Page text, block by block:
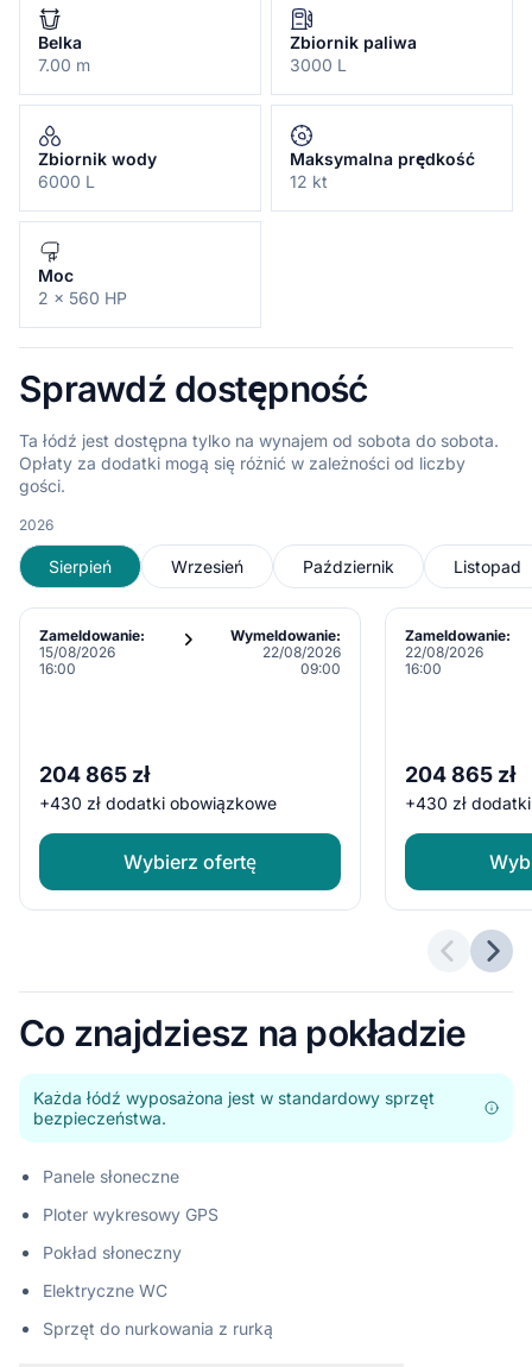
Belka
7.00 m
Zbiornik paliwa
3000 L
Zbiornik wody
6000 L
Maksymalna prędkość
12 kt
Moc
2 x 560 HP
Sprawdź dostępność
Ta łódź jest dostępna tylko na wynajem od sobota do sobota.
Opłaty za dodatki mogą się różnić w zależności od liczby
gości.
2026
Sierpień Wrzesień Październik Listopad
Zameldowanie:
15/08/2026
16:00
Wymeldowanie:
22/08/2026
09:00
204 865 zł
+430 zł dodatki obowiązkowe
Wybierz ofertę
Zameldowanie:
22/08/2026
16:00
204 865 zł
+430 zł
Co znajdziesz na pokładzie
Każda łódź wyposażona jest w standardowy sprzęt
bezpieczeństwa.
Panele słoneczne
Ploter wykresowy GPS
Pokład słoneczny
Elektryczne WC
Sprzęt do nurkowania z rurką